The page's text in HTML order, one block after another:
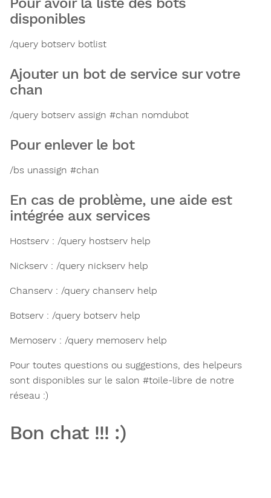
disponibles
/query botserv botlist
Ajouter un bot de service sur votre
chan
/query botserv assign #chan nomdubot
Pour enlever le bot
/bs unassign #chan
En cas de problème, une aide est
intégrée aux services
Hostserv : /query hostserv help
Nickserv : /query nickserv help
Chanserv : /query chanserv help
Botserv : /query botserv help
Memoserv : /query memoserv help
Pour toutes questions ou suggestions, des helpeurs
sont disponibles sur le salon #toile-libre de notre
réseau :)
Bon chat !!! :)